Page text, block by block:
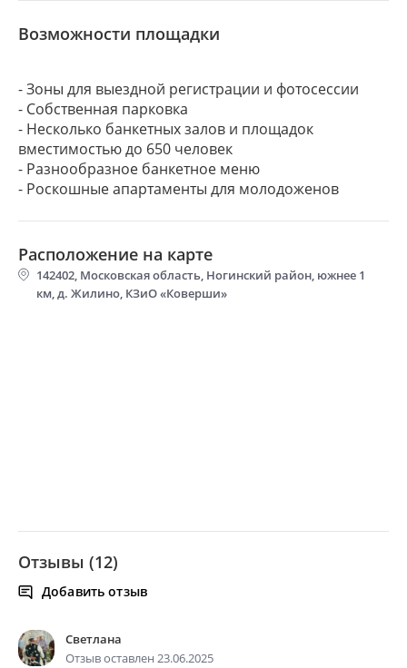
Возможности площадки
- Зоны для выездной регистрации и фотосессии
- Собственная парковка
- Несколько банкетных залов и площадок
вместимостью до 650 человек
- Разнообразное банкетное меню
Расположение на карте
142402, Московская область, Ногинский район, южнее 1
км, д. Жилино, КЗиО «Коверши»
Отзывы (12)
Добавить отзыв
Светлана
Отзыв оставлен 23.06.2025